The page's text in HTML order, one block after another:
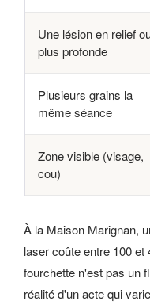
Une lésion en relief
plus profonde
Plusieurs grains la
même séance
Zone visible (visage,
cou)
À la Maison Marignan,
laser coûte entre 100
fourchette n'est pas un
réalité d'un acte qui